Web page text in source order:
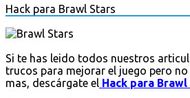
Hack para Brawl Stars
Si te has leido todos nuestros
trucos para mejorar el juego pero
mas, descárgate el Hack para